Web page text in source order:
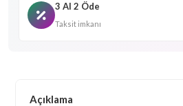
3 Al 2 Öde
Taksit imkanı
Açıklama